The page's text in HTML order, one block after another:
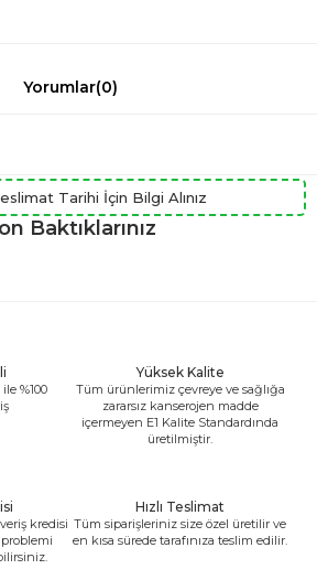
Yorumlar(0)
Tarihi İçin Bilgi Alınız
Baktıklarınız
%100
Yüksek Kalite
Tüm ürünlerimiz çevreye ve sağlığa
zararsız kanserojen madde
içermeyen E1 Kalite Standardında
üretilmiştir.
kredisi
Hızlı Teslimat
Tüm siparişleriniz size özel üretilir ve
en kısa sürede tarafınıza teslim edilir.